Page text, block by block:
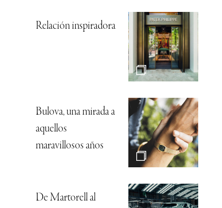
Relación inspiradora
Bulova, una mirada a
aquellos
maravillosos años
De Martorell al